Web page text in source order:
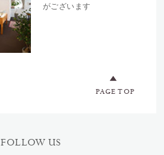
がございます
PAGE TOP
FOLLOW US